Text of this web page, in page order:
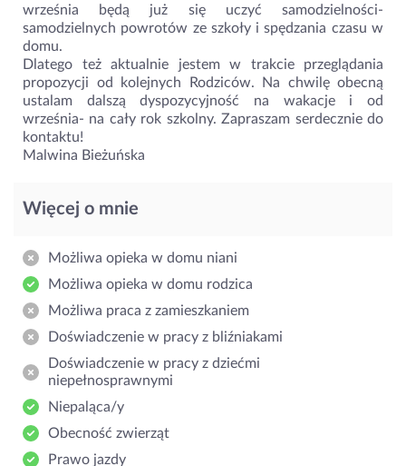
września będą już się uczyć samodzielności-
samodzielnych powrotów ze szkoły i spędzania czasu w
domu.
Dlatego też aktualnie jestem w trakcie przeglądania
propozycji od kolejnych Rodziców. Na chwilę obecną
ustalam dalszą dyspozycyjność na wakacje i od
września- na cały rok szkolny. Zapraszam serdecznie do
kontaktu!
Malwina Bieżuńska
Więcej o mnie
Możliwa opieka w domu niani
Możliwa opieka w domu rodzica
Możliwa praca z zamieszkaniem
Doświadczenie w pracy z bliźniakami
Doświadczenie w pracy z dziećmi
niepełnosprawnymi
Niepaląca/y
Obecność zwierząt
Prawo jazdy